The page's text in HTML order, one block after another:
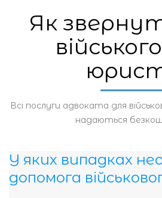
Як
Всі послуги адвоката для
надаються
У яких випадках
допомога